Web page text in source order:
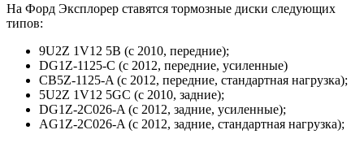
На Форд Эксплорер ставятся тормозные диски следующих
типов:
9U2Z 1V12 5B (с 2010, передние);
DG1Z-1125-C (с 2012, передние, усиленные)
CB5Z-1125-A (с 2012, передние, стандартная нагрузка);
5U2Z 1V12 5GC (с 2010, задние);
DG1Z-2C026-A (с 2012, задние, усиленные);
AG1Z-2C026-A (с 2012, задние, стандартная нагрузка);